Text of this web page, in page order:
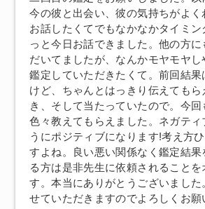
今の彼と出会い、彼の気持ちがよく
お話したくてでもなかなかタイミ
っと今日お話できました。他の方に
だいてましたが、なんかモヤモヤし
鑑定していただきたくて。前回結果
けど、ちゃんとはっきり伝えても
き、そして当たっていたので。今回
色々教えてもらえました。ネガティ
うにポジティブになります!考え方
すよね。良い悪い関係なく鑑定結
る方は是非先生に依頼されることを
す。本当にありがとうございました
せていただきますのでよろしくお願